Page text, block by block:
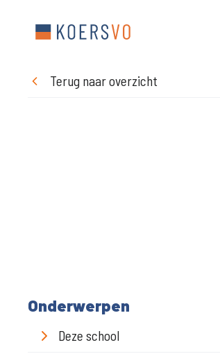
Terug naar overzicht
Onderwerpen
Deze school